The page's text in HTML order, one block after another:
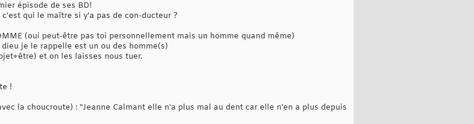
épisode de ses BD!
qui le maître si y'a pas de con-ducteur ?
(oui peut-être pas toi personnellement mais un homme quand même)
je le rappelle est un ou des homme(s)
et on les laisses nous tuer.
!
la choucroute) : "Jeanne Calmant elle n'a plus mal au dent car elle n'en a plus depuis